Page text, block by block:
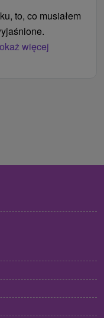
to, co musiałem
więcej